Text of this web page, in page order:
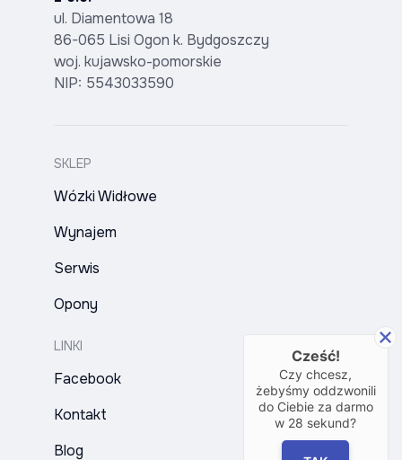
ul. Diamentowa 18
86-065 Lisi Ogon k. Bydgoszczy
woj. kujawsko-pomorskie
NIP: 5543033590
SKLEP
Wózki Widłowe
Wynajem
Serwis
Opony
LINKI
Facebook
Kontakt
Blog
Cześć!
Czy chcesz,
żebyśmy oddzwonili
do Ciebie za darmo
w 28 sekund?